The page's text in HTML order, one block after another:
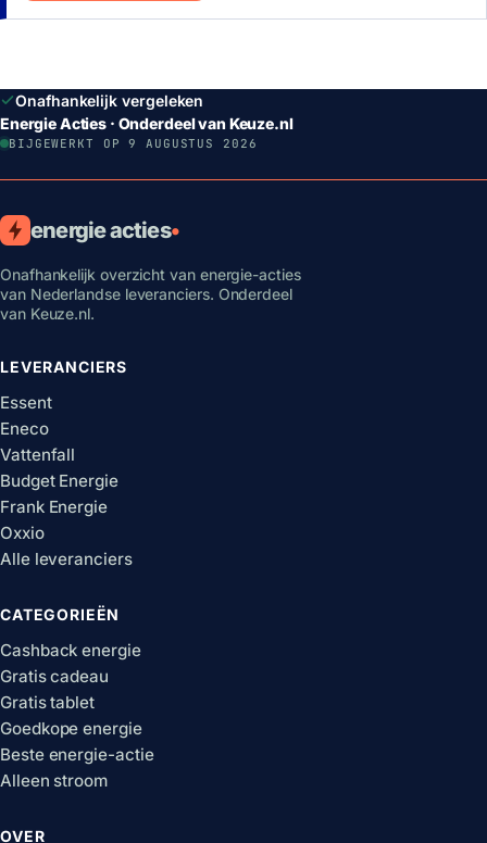
Onafhankelijk vergeleken
Energie Acties · Onderdeel van Keuze.nl
BIJGEWERKT OP 9 AUGUSTUS 2026
energie acties•
Onafhankelijk overzicht van energie-acties
van Nederlandse leveranciers. Onderdeel
van Keuze.nl.
LEVERANCIERS
Essent
Eneco
Vattenfall
Budget Energie
Frank Energie
Oxxio
Alle leveranciers
CATEGORIEËN
Cashback energie
Gratis cadeau
Gratis tablet
Goedkope energie
Beste energie-actie
Alleen stroom
OVER